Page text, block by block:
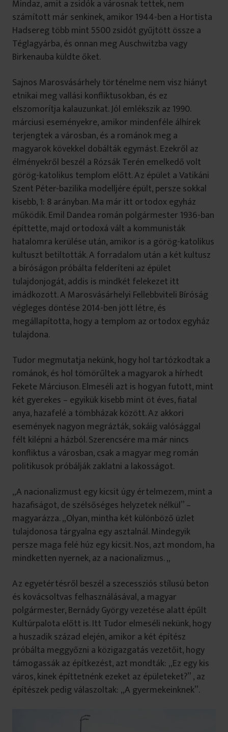
Mindaz, amit a zsidók a városnak tettek, nem
számított már senkinek, amikor 1944-ben a Hortista
Hadsereg több mint 5500 zsidót gyűjtött össze a
Téglagyárba, és onnan meg Auschwitzba vagy
Birkenauba küldte őket.
Sajnos Marosvásárhely történelme nem visz hiányt
etnikai meg vallási konfliktusokban, és ez
elszomorítja kalauzunkat. Jól emlékszik az 1990.
márciusi eseményekre, amikor mindenféle álhírek
terjengtek a városban, és a románok meg a
magyarok kövekkel dobálták egymást. Ezekről az
élményekről beszél a Rózsák Terén emelkedő volt
görög-katolikus templom előtt. Az épület a Vatikáni
Szent Péter-bazilika modelljére épült, persze sokkal
kisebb, 1: 8 arányban. Ma már itt ortodox egyház
működik. Emil Dandea román polgármester 1936-ban
építtette, majd ortodoxá vált a kommunisták
hatalomra kerülése után, amikor is a görög-katolikus
kultuszt betiltották. A forradalom után a két kultusz
a bíróságon próbálta felderíteni az épület
tulajdonjogát, addis is mindkét felekezet itt
imádkozott. A Marosvásárhelyi Fellebbviteli Bíróság
végleges döntése 2014-ben jött létre, és
megállapította, hogy a templom az ortodox egyház
tulajdona.
Tudor megmutatja nekünk, hogy hol tartózkodtak a
románok, és hol tömörűltek a magyarok a hírhedt
Fekete Márciuson. Elmeséli azt is hogyan futott, mint
két gyerekes – egyikük kisebb mint öt éves, fiatal
anya, hazafelé a tömbházak között. Az akkori
események nagyon megrázták, sokáig valósággal
félt kilépni a házból. Szerencsére ma már nincs
konfliktus a városban, csak a magyar meg román
politikusok próbálják zaklatni a lakosságot.
„A nacionalizmust egy kicsit úgy értelmezem, mint a
hazafiságot, de szélsőséges helyzetek nélkül” –
magyarázza. „Olyan, mintha két különböző üzlet
tulajdonosa tárgyalna egy asztalnál. Mindegyik
persze maga felé húz egy kicsit. Nos, azt mondom, ha
mindketten nyernek, az a nacionalizmus. „
Az egyetértésről beszél a szecessziós stílusú beton
és kovácsoltvas felhasználásával, a magyar
polgármester, Bernády György vezetése alatt épűlt
Kultúrpalota előtt is. Itt Tudor elmeséli nekünk, hogy
a huszadik század elején, amikor a két építész
próbálta meggyőzni a közigazgatás vezetőit, hogy
támogassák az építkezést, azt mondták: „Ez egy kis
város, kinek építtetnénk ezeket az épületeket?” , az
építészek pedig válaszoltak: „A gyermekeinknek”.